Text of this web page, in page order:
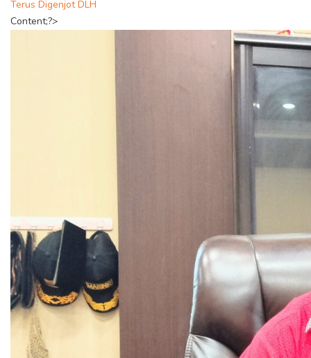
Terus Digenjot DLH
Content;?>